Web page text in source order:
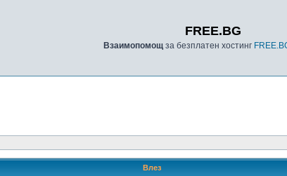
FREE.BG
Взаимопомощза безплатен хостинг
Влез